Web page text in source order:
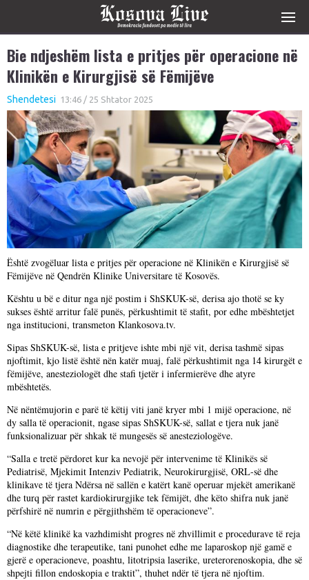
Bie ndjeshëm lista e pritjes për operacione në
Klinikën e Kirurgjisë së Fëmijëve
Shendetesi 13:46 / 25 Shtator 2025
Është zvogëluar lista e pritjes për operacione në Klinikën e Kirurgjisë së
Fëmijëve në Qendrën Klinike Universitare të Kosovës.
Kështu u bë e ditur nga një postim i ShSKUK-së, derisa ajo thotë se ky
sukses është arritur falë punës, përkushtimit të stafit, por edhe mbështetjet
nga institucioni, transmeton Klankosova.tv.
Sipas ShSKUK-së, lista e pritjeve ishte mbi një vit, derisa tashmë sipas
njoftimit, kjo listë është nën katër muaj, falë përkushtimit nga 14 kirurgët e
fëmijëve, anesteziologët dhe stafi tjetër i infermierëve dhe atyre
mbështetës.
Në nëntëmujorin e parë të këtij viti janë kryer mbi 1 mijë operacione, në
dy salla të operacionit, ngase sipas ShSKUK-së, sallat e tjera nuk janë
funksionalizuar për shkak të mungesës së anesteziologëve.
“Salla e tretë përdoret kur ka nevojë për intervenime të Klinikës së
Pediatrisë, Mjekimit Intenziv Pediatrik, Neurokirurgjisë, ORL-së dhe
klinikave të tjera Ndërsa në sallën e katërt kanë operuar mjekët amerikanë
dhe turq për rastet kardiokirurgjike tek fëmijët, dhe këto shifra nuk janë
përfshirë në numrin e përgjithshëm të operacioneve”.
“Në këtë klinikë ka vazhdimisht progres në zhvillimit e procedurave të reja
diagnostike dhe terapeutike, tani punohet edhe me laparoskop një gamë e
gjerë e operacioneve, poashtu, litotripsia laserike, ureterorenoskopia, dhe së
shpejti fillon endoskopia e traktit”, thuhet ndër të tjera në njoftim.